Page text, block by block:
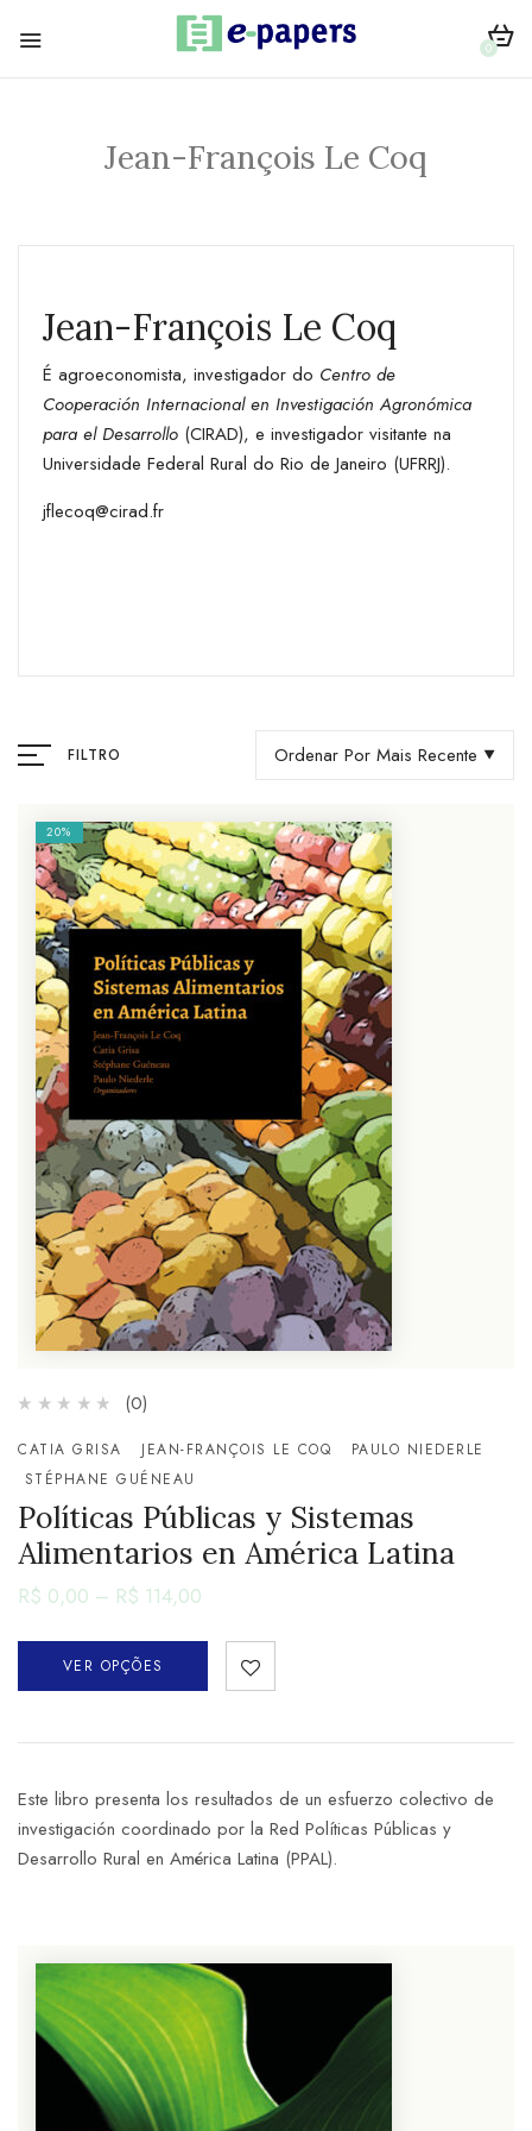
0
Jean-François Le Coq
Jean-François Le Coq
É agroeconomista, investigador do Centro de
Cooperación Internacional en Investigación Agronómica
para el Desarrollo (CIRAD), e investigador visitante na
Universidade Federal Rural do Rio de Janeiro (UFRRJ).
jflecoq@cirad.fr
FILTRO Ordenar Por Mais Recente
20%
(0)
CATIA GRISA JEAN-FRANÇOIS LE COQ
PAULO NIEDERLE
STÉPHANE GUÉNEAU
Políticas Públicas y Sistemas
Alimentarios en América Latina
R$ 0,00 – R$ 114,00
VER OPÇÕES
Este libro presenta los resultados de un esfuerzo colectivo de
investigación coordinado por la Red Políticas Públicas y
Desarrollo Rural en América Latina (PPAL).